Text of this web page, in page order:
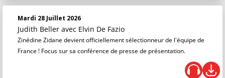
Mardi 28 Juillet 2026
Judith Beller avec Elvin De Fazio
Zinédine Zidane devient officiellement sélectionneur de l'équipe de
France ! Focus sur sa conférence de presse de présentation.